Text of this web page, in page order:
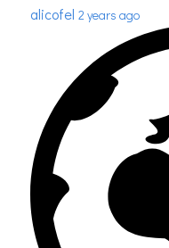
alicofel 2 years ago